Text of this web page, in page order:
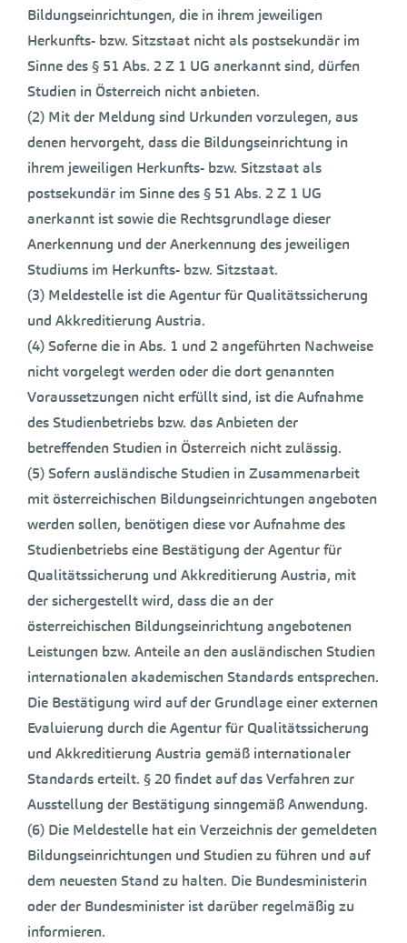
Bildungseinrichtungen, die in ihrem jeweiligen
Herkunfts- bzw. Sitzstaat nicht als postsekundär im
Sinne des § 51 Abs. 2 Z 1 UG anerkannt sind, dürfen
Studien in Österreich nicht anbieten.
(2) Mit der Meldung sind Urkunden vorzulegen, aus
denen hervorgeht, dass die Bildungseinrichtung in
ihrem jeweiligen Herkunfts- bzw. Sitzstaat als
postsekundär im Sinne des § 51 Abs. 2 Z 1 UG
anerkannt ist sowie die Rechtsgrundlage dieser
Anerkennung und der Anerkennung des jeweiligen
Studiums im Herkunfts- bzw. Sitzstaat.
(3) Meldestelle ist die Agentur für Qualitätssicherung
und Akkreditierung Austria.
(4) Soferne die in Abs. 1 und 2 angeführten Nachweise
nicht vorgelegt werden oder die dort genannten
Voraussetzungen nicht erfüllt sind, ist die Aufnahme
des Studienbetriebs bzw. das Anbieten der
betreffenden Studien in Österreich nicht zulässig.
(5) Sofern ausländische Studien in Zusammenarbeit
mit österreichischen Bildungseinrichtungen angeboten
werden sollen, benötigen diese vor Aufnahme des
Studienbetriebs eine Bestätigung der Agentur für
Qualitätssicherung und Akkreditierung Austria, mit
der sichergestellt wird, dass die an der
österreichischen Bildungseinrichtung angebotenen
Leistungen bzw. Anteile an den ausländischen Studien
internationalen akademischen Standards entsprechen.
Die Bestätigung wird auf der Grundlage einer externen
Evaluierung durch die Agentur für Qualitätssicherung
und Akkreditierung Austria gemäß internationaler
Standards erteilt. § 20 findet auf das Verfahren zur
Ausstellung der Bestätigung sinngemäß Anwendung.
(6) Die Meldestelle hat ein Verzeichnis der gemeldeten
Bildungseinrichtungen und Studien zu führen und auf
dem neuesten Stand zu halten. Die Bundesministerin
oder der Bundesminister ist darüber regelmäßig zu
informieren.